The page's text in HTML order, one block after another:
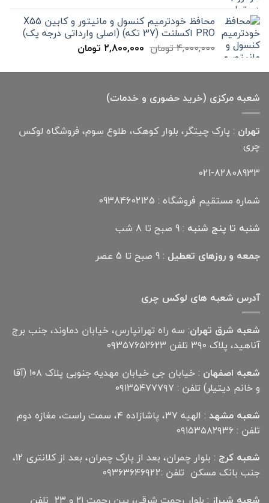
بود.
199,000 تومان
است. محافظ خودترمیم کنسول و مانیتور و کابین X55
PRO اکسلنت (37 تکه) (اصلی وارداتی درجه یک)
4,000,000تومان قیمت
4,000,000 تومان
2,800,000 تومانقیمت
2,800,000 تومان
شعبه مرکزی (خرید حضوری و خدمات)
تهران : پارک چیتگر، بلوار کوهک، طلوع سوم، فروشگاه لوکس
چری
021-82808933
شماره مستقیم فروشگاه : 09384602125
شنبه تا پنج شنبه : 9 صبح تا 8 شب
جمعه و روزهای تعطیل : 9 صبح تا 5 عصر
آدرس شعبه های لوکس چری
شعبه شرق تهران: سه راه تهرانپارس، خیابان دماوند، جنب برج
آناهید، پلاک ۳۹۰ تلفن ۰۹۳۵۷۶۵۲۶۲۳
شعبه اصفهان
: خیابان جی خیابان مهدیه جنوبی پلاک ۱۰۸ (آقا
و خانم دیتیلر) تلفن : ۰۹۱۳۵۴۷۷۷۹۷
شعبه مشهد
: الهیه ۳۷، پاشازاده ۴، سمت راست، مغازه دوم
تلفن : ۰۹۱۵۳۵۸۲۹۳۶
شعبه کرج
: بلوار چمران، بعد از پارک چمران، بعد از کلانتری 12،
جنب بانک مسکن تلفن :۰۹۳۶۳۶۴۶۹22